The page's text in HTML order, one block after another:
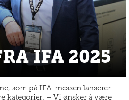
IFA 2025
som på IFA-messen lanserer
kategorier. – Vi ønsker å være